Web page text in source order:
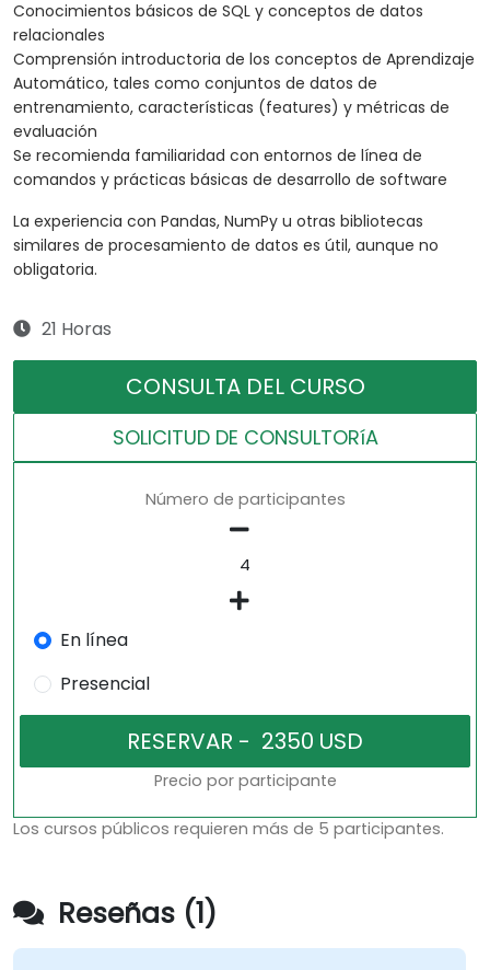
Conocimientos básicos de SQL y conceptos de datos
relacionales
Comprensión introductoria de los conceptos de Aprendizaje
Automático, tales como conjuntos de datos de
entrenamiento, características (features) y métricas de
evaluación
Se recomienda familiaridad con entornos de línea de
comandos y prácticas básicas de desarrollo de software
La experiencia con Pandas, NumPy u otras bibliotecas
similares de procesamiento de datos es útil, aunque no
obligatoria.
21 Horas
CONSULTA DEL CURSO
SOLICITUD DE CONSULTORíA
Número de participantes
En línea
Presencial
Precio por participante
Los cursos públicos requieren más de 5 participantes.
Reseñas (1)